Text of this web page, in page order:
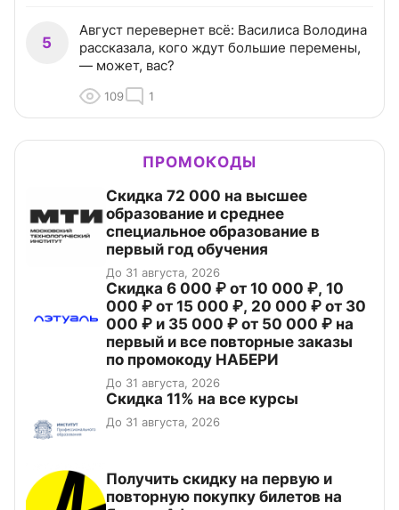
5
Август перевернет всё: Василиса Володина
рассказала, кого ждут большие перемены,
— может, вас?
109 1
ПРОМОКОДЫ
Скидка 72 000 на высшее
образование и среднее
специальное образование в
первый год обучения
До 31 августа, 2026
Скидка 6 000 ₽ от 10 000 ₽, 10
000 ₽ от 15 000 ₽, 20 000 ₽ от 30
000 ₽ и 35 000 ₽ от 50 000 ₽ на
первый и все повторные заказы
по промокоду НАБЕРИ
До 31 августа, 2026
Скидка 11% на все курсы
До 31 августа, 2026
Получить скидку на первую и
повторную покупку билетов на